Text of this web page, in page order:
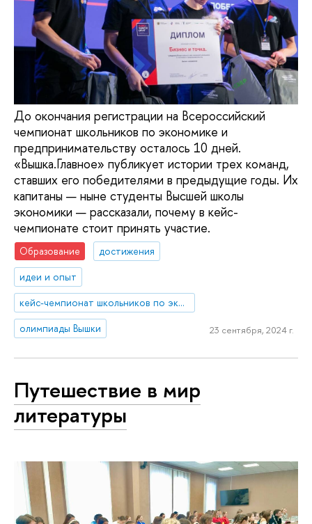
До окончания регистрации на Всероссийский
чемпионат школьников по экономике и
предпринимательству осталось 10 дней.
«Вышка.Главное» публикует истории трех команд,
ставших его победителями в предыдущие годы. Их
капитаны — ныне студенты Высшей школы
экономики — рассказали, почему в кейс-
чемпионате стоит принять участие.
Образование
достижения
идеи и опыт
кейс-чемпионат школьников по экономике и предпринимательству
олимпиады Вышки
23 сентября, 2024 г.
Путешествие в мир
литературы